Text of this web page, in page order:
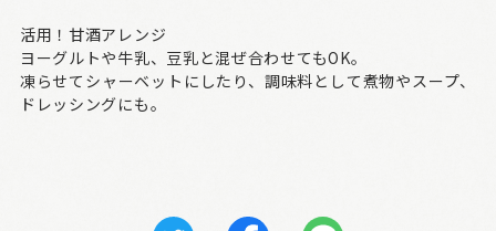
活用！甘酒アレンジ
ヨーグルトや牛乳、豆乳と混ぜ合わせてもOK。
凍らせてシャーベットにしたり、調味料として煮物やスープ、
ドレッシングにも。